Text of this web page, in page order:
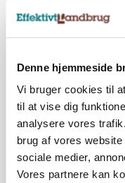
Denne hjemmeside
Vi bruger cookies til
til at vise dig
analysere vores
brug af vores
sociale medier,
Vores partnere kan
LEDER
blevet klogere.
ANNONCE
Der kan være